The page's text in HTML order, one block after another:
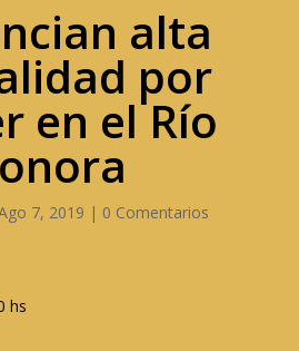
alta
por
en el Río
7, 2019 | 0 Comentarios
hs